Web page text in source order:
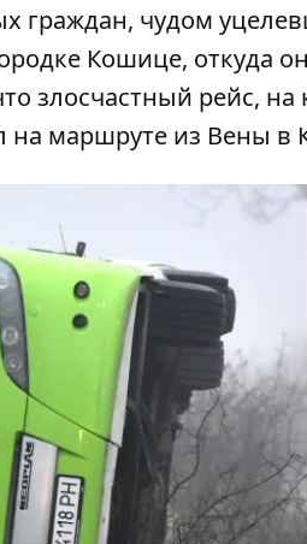
граждан, чудом
Кошице, откуда
злосчастный рейс, на
на маршруте из Вены в